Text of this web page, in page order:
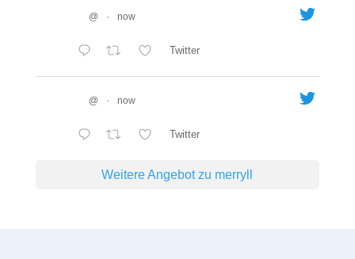
@ · now
Twitter
@ · now
Twitter
Weitere Angebot zu merryll